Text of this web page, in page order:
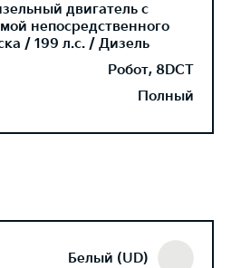
двигатель с
непосредственного
/ 199 л.с. / Дизель
Робот, 8DCT
Полный
Белый (UD)